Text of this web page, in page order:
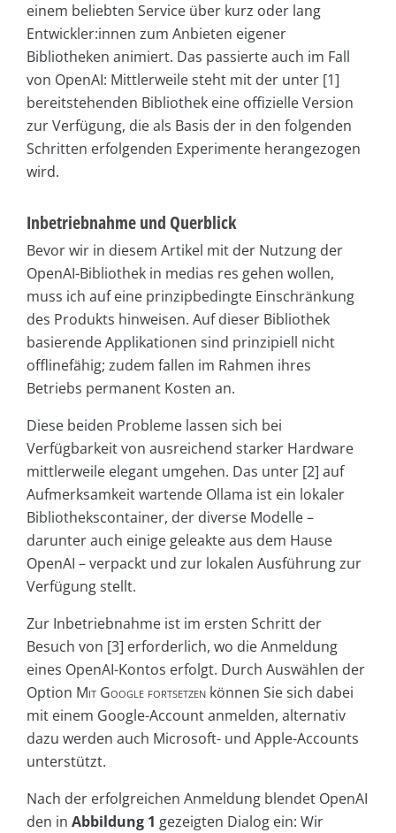
einem beliebten Service über kurz oder lang
Entwickler:innen zum Anbieten eigener
Bibliotheken animiert. Das passierte auch im Fall
von OpenAI: Mittlerweile steht mit der unter [1]
bereitstehenden Bibliothek eine offizielle Version
zur Verfügung, die als Basis der in den folgenden
Schritten erfolgenden Experimente herangezogen
wird.
Inbetriebnahme und Querblick
Bevor wir in diesem Artikel mit der Nutzung der
OpenAI-Bibliothek in medias res gehen wollen,
muss ich auf eine prinzipbedingte Einschränkung
des Produkts hinweisen. Auf dieser Bibliothek
basierende Applikationen sind prinzipiell nicht
offlinefähig; zudem fallen im Rahmen ihres
Betriebs permanent Kosten an.
Diese beiden Probleme lassen sich bei
Verfügbarkeit von ausreichend starker Hardware
mittlerweile elegant umgehen. Das unter [2] auf
Aufmerksamkeit wartende Ollama ist ein lokaler
Bibliothekscontainer, der diverse Modelle –
darunter auch einige geleakte aus dem Hause
OpenAI – verpackt und zur lokalen Ausführung zur
Verfügung stellt.
Zur Inbetriebnahme ist im ersten Schritt der
Besuch von [3] erforderlich, wo die Anmeldung
eines OpenAI-Kontos erfolgt. Durch Auswählen der
Option Mit Google fortsetzen können Sie sich dabei
mit einem Google-Account anmelden, alternativ
dazu werden auch Microsoft- und Apple-Accounts
unterstützt.
Nach der erfolgreichen Anmeldung blendet OpenAI
den in Abbildung 1 gezeigten Dialog ein: Wir